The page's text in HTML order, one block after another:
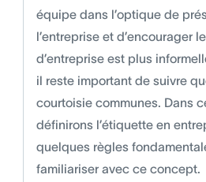
équipe dans l’optique de
l’entreprise et d’encourager
d’entreprise est plus
il reste important de suivre
courtoisie communes. Dans
définirons l’étiquette en
quelques règles
familiariser avec ce concept.